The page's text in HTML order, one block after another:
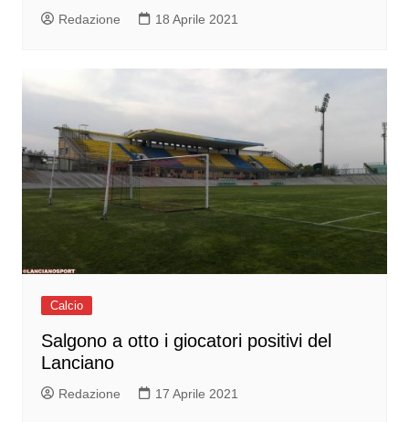
Redazione 18 Aprile 2021
Calcio
Salgono a otto i giocatori positivi del
Lanciano
Redazione 17 Aprile 2021